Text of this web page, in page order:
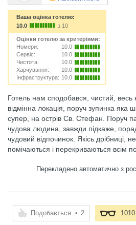
Ваша оцінка готелю:
10.0
з 10
Оцінки готелю за критеріями:
Номери:
10.0
Сервіс:
10.0
Чистота:
10.0
Харчування:
10.0
Інфраструктура: 10.0
Готель нам сподобався, чистий, весь
відмінна локація, поруч зупинка яка
супер, на острів Св. Стефан. Поруч
чудова людина, завжди підкаже,
чудовий відпочинок. Якісь дрібниці,
помічаються і перекриваються всім
Перекладено автоматично з
Подобається • 2 1010